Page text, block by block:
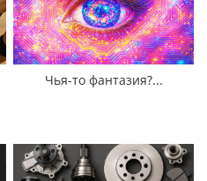
Чья-то фантазия?...